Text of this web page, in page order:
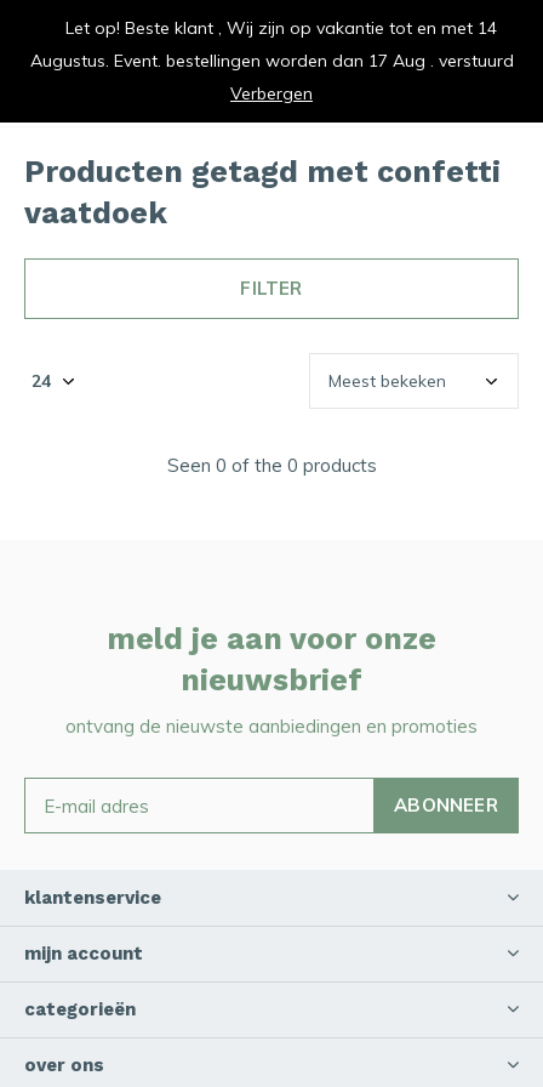
vrolijk je keuken op
Producten getagd met confetti
vaatdoek
FILTER
Seen 0 of the 0 products
meld je aan voor onze
nieuwsbrief
ontvang de nieuwste aanbiedingen en promoties
ABONNEER
klantenservice
mijn account
categorieën
over ons
Let op! Beste klant , Wij zijn op vakantie tot en met 14
Augustus. Event. bestellingen worden dan 17 Aug . verstuurd
Verbergen